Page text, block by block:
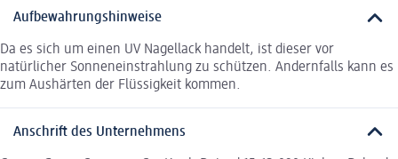
Aufbewahrungshinweise
Da es sich um einen UV Nagellack handelt, ist dieser vor
natürlicher Sonneneinstrahlung zu schützen. Andernfalls kann es
zum Aushärten der Flüssigkeit kommen.
Anschrift des Unternehmens